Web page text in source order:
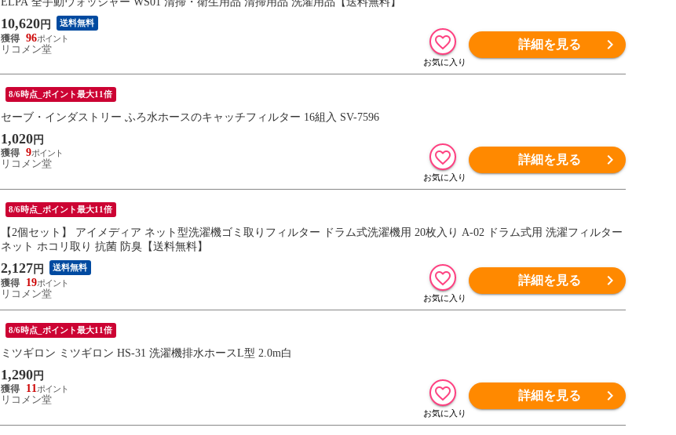
10,620 円 送料無料
96
リコメン堂
詳細を見る
8/6時点_ポイント最大11倍
セーブ・インダストリー ふろ水ホースのキャッチフィルター 16組入 SV-7596
1,020 円
9
リコメン堂
詳細を見る
8/6時点_ポイント最大11倍
【2個セット】 アイメディア ネット型洗濯機ゴミ取りフィルター ドラム式洗濯機用 20枚入り A-02 ドラム式用 洗濯フィルター
ネット ホコリ取り 抗菌 防臭【送料無料】
2,127 円 送料無料
19
リコメン堂
詳細を見る
8/6時点_ポイント最大11倍
ミツギロン ミツギロン HS-31 洗濯機排水ホースL型 2.0m白
1,290 円
11
リコメン堂
詳細を見る